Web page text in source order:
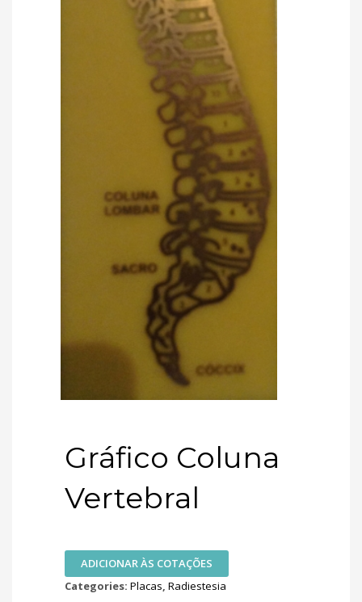
Gráfico Coluna
Vertebral
ADICIONAR ÀS COTAÇÕES
Categories: Placas, Radiestesia